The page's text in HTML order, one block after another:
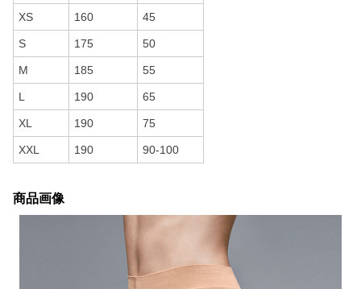
XS 160 45
S 175 50
M 185 55
L 190 65
XL 190 75
XXL 190 90-100
商品画像